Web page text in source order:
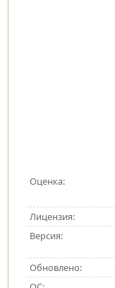
Оценка:
Лицензия:
Версия:
Обновлено: